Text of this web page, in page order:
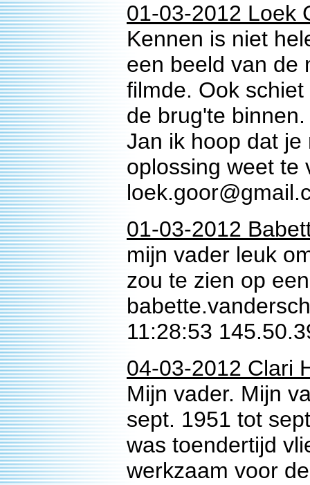
01-03-2012 Loek
Kennen is niet
een beeld van de
filmde. Ook
de brug'te binnen.
Jan ik hoop dat
oplossing weet te
01-03-2012
mijn vader leuk
zou te zien op
11:28:53
04-03-2012 Clari
Mijn vader. Mijn
sept. 1951 tot
was toendertijd
werkzaam voor